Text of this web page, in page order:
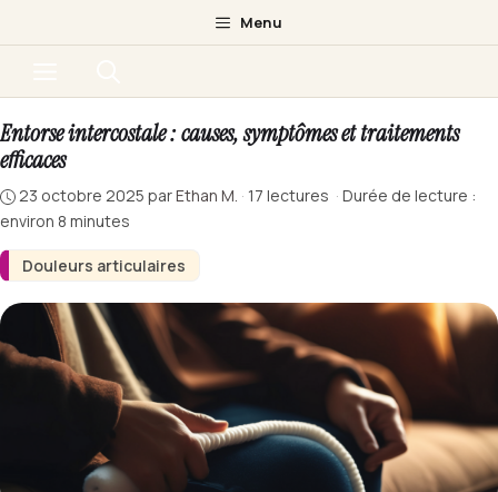
au
Menu
Douleurs articulaires
Entorse intercostale : causes, symptômes et traitements
efficaces
23 octobre 2025 parEthan M. · 17 lectures · Durée de lecture :
environ 8 minutes